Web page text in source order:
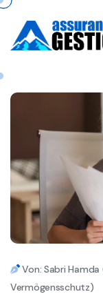
Von: Sabri Hamda
Vermögensschutz)